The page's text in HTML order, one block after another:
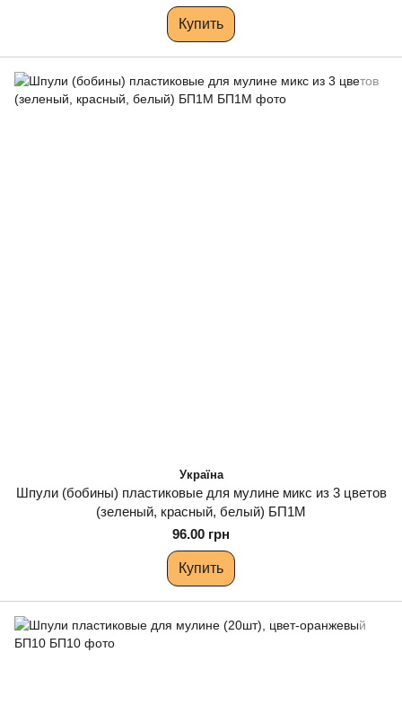
Купить
Україна
Шпули (бобины) пластиковые для мулине микс из 3 цветов
(зеленый, красный, белый) БП1М
96.00 грн
Купить